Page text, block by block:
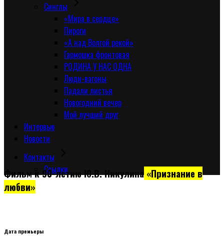
Синглы
«Мира в сердце»
Пироги
«А над Волгой рекой»
Гармошка фронтовая
РОДИНА У НАС ОДНА
Люди-вагоны
Падали листья
Новогодний вечер
Мой лучший друг
Интервью
Новости
Контакты
Сcылки
Фильм к 90-летию Ю.В. Никулина «Признание в
любви»
Дата премьеры